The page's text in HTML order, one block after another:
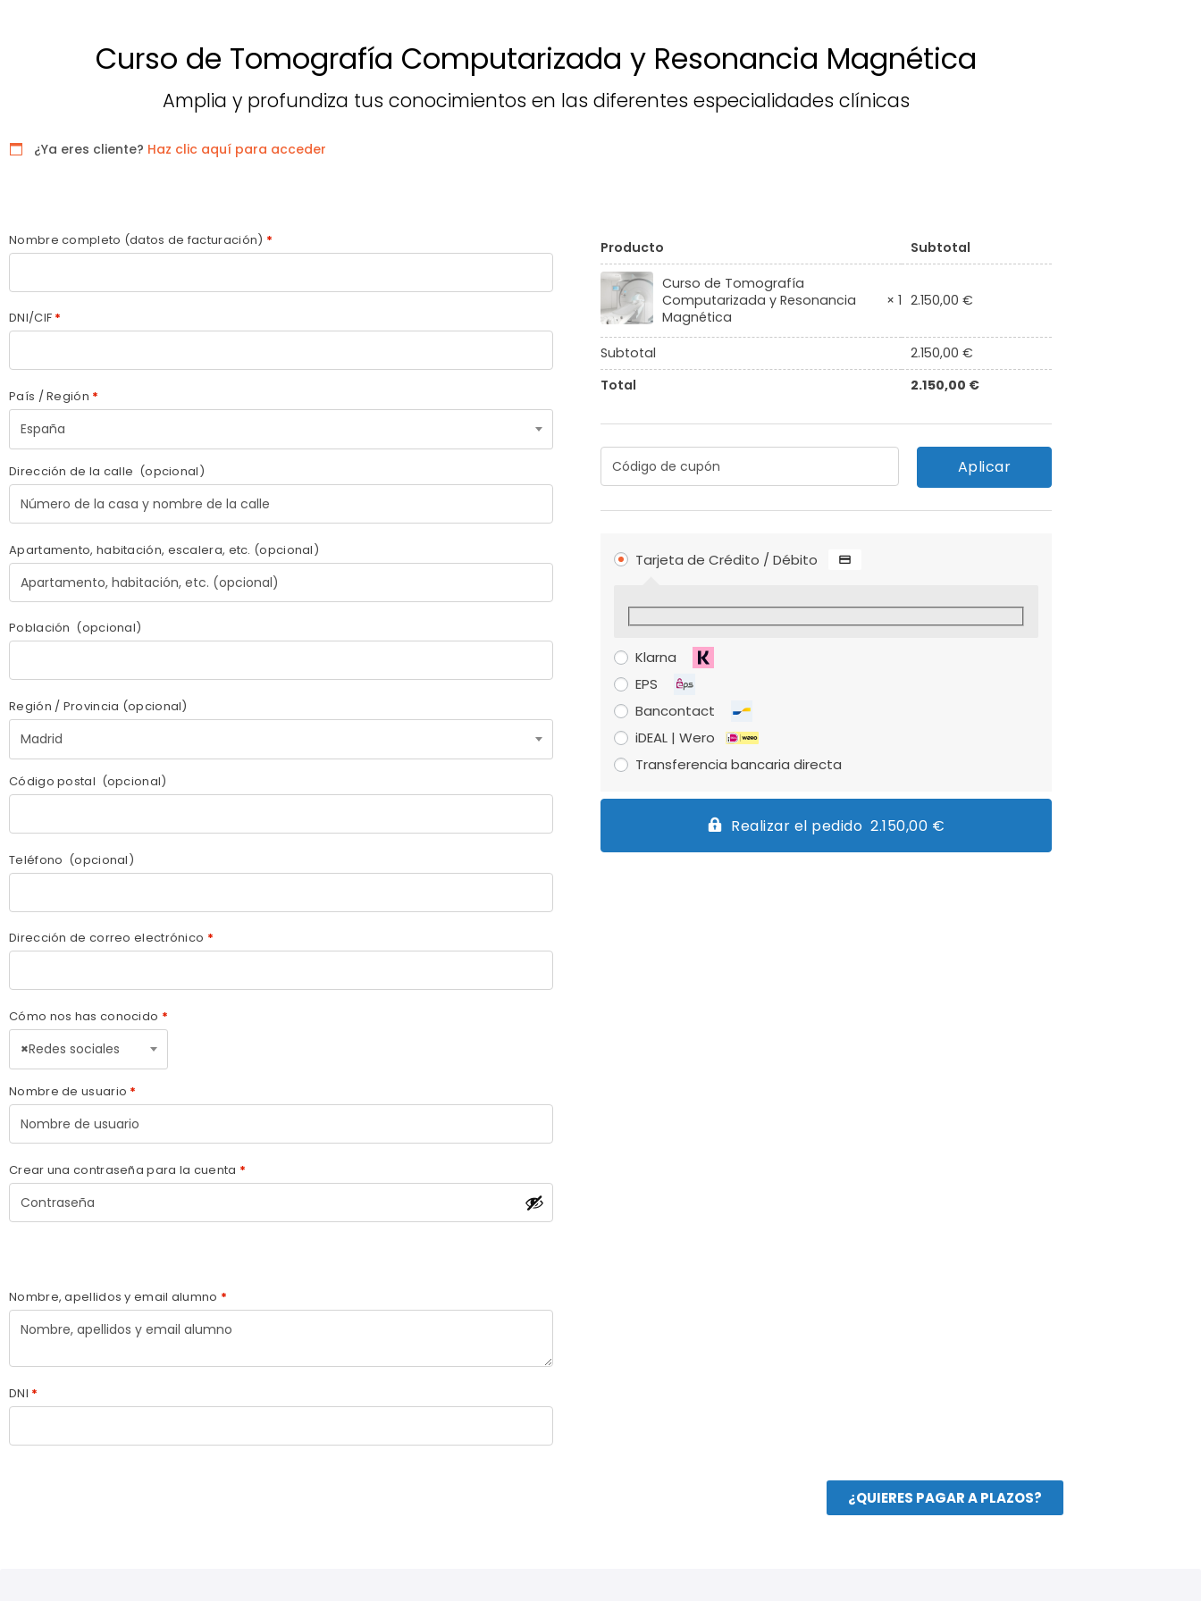
Curso de Tomografía Computarizada y Resonancia Magnética
Amplia y profundiza tus conocimientos en las diferentes especialidades clínicas
¿Ya eres cliente? Haz clic aquí para acceder
Nombre completo (datos de facturación) *
DNI/CIF *
País / Región *
España
Dirección de la calle (opcional)
Apartamento, habitación, escalera, etc. (opcional)
Población (opcional)
Región / Provincia (opcional)
Madrid
Código postal (opcional)
Teléfono (opcional)
Dirección de correo electrónico *
Cómo nos has conocido *
×Redes sociales
Nombre de usuario *
Crear una contraseña para la cuenta *
Nombre, apellidos y email alumno *
DNI *
Producto Subtotal
Curso de Tomografía
Computarizada y Resonancia
Magnética
× 1 2.150,00 €
Subtotal 2.150,00 €
Total
2.150,00 €
Aplicar
Tarjeta de Crédito / Débito
Klarna
EPS
Bancontact
iDEAL | Wero
Transferencia bancaria directa
Realizar el pedido 2.150,00 €
¿QUIERES PAGAR A PLAZOS?